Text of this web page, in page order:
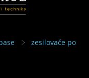
zesilovače po